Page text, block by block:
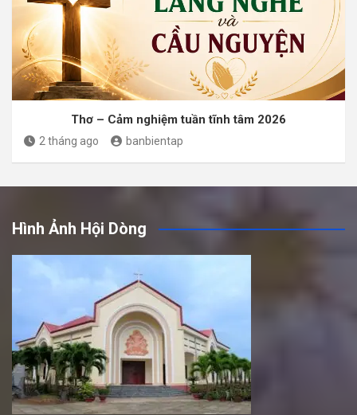
Thơ – Cảm nghiệm tuần tĩnh tâm 2026
2 tháng ago banbientap
Hình Ảnh Hội Dòng